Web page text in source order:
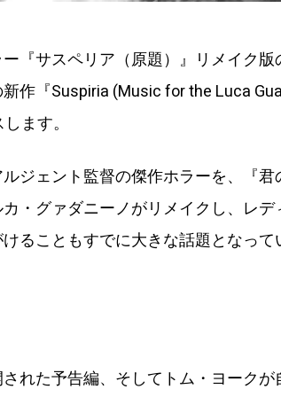
『サスペリア（原題）』リメイク版
作『Suspiria (Music for the Luca
ます。
ジェント監督の傑作ホラーを、『
・グァダニーノがリメイクし、レ
ることもすでに大きな話題となっ
れた予告編、そしてトム・ヨーク